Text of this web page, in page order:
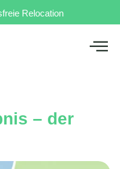
Relocation
– der